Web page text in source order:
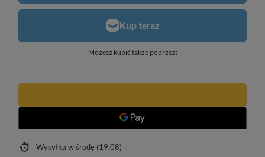
Możesz kupić także poprzez:
Wysyłka w środę (19.08)